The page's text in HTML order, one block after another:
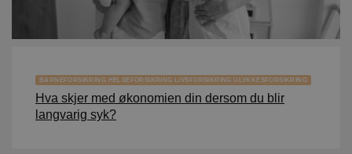
BARNEFORSIKRING HELSEFORSIKRING LIVSFORSIKRING ULYKKESFORSIKRING
Hva skjer med økonomien din dersom du blir
langvarig syk?